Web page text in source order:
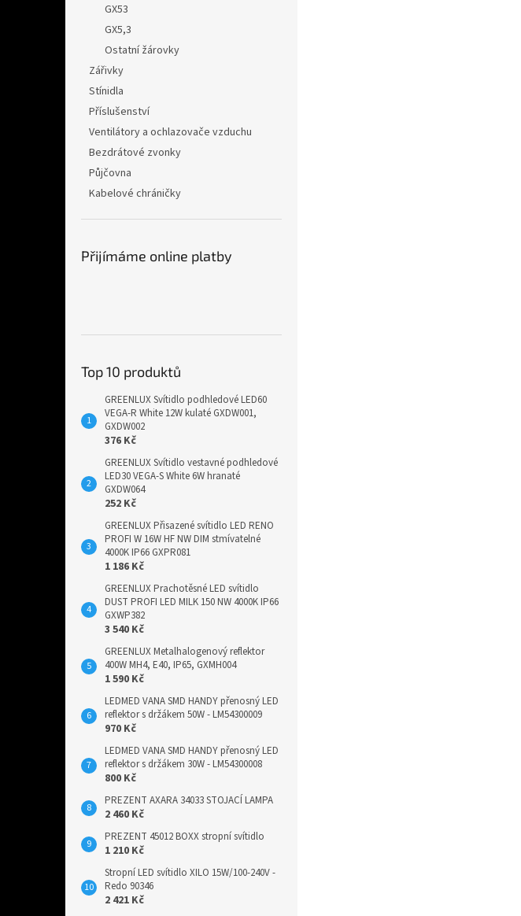
GX53
GX5,3
Ostatní žárovky
Zářivky
Stínidla
Příslušenství
Ventilátory a ochlazovače vzduchu
Bezdrátové zvonky
Půjčovna
Kabelové chráničky
Přijímáme online platby
Top 10 produktů
GREENLUX Svítidlo podhledové LED60
VEGA-R White 12W kulaté GXDW001,
GXDW002
376 Kč
GREENLUX Svítidlo vestavné podhledové
LED30 VEGA-S White 6W hranaté
GXDW064
252 Kč
GREENLUX Přisazené svítidlo LED RENO
PROFI W 16W HF NW DIM stmívatelné
4000K IP66 GXPR081
1 186 Kč
GREENLUX Prachotěsné LED svítidlo
DUST PROFI LED MILK 150 NW 4000K IP66
GXWP382
3 540 Kč
GREENLUX Metalhalogenový reflektor
400W MH4, E40, IP65, GXMH004
1 590 Kč
LEDMED VANA SMD HANDY přenosný LED
reflektor s držákem 50W - LM54300009
970 Kč
LEDMED VANA SMD HANDY přenosný LED
reflektor s držákem 30W - LM54300008
800 Kč
PREZENT AXARA 34033 STOJACÍ LAMPA
2 460 Kč
PREZENT 45012 BOXX stropní svítidlo
1 210 Kč
Stropní LED svítidlo XILO 15W/100-240V -
Redo 90346
2 421 Kč